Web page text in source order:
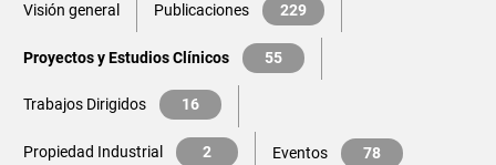
Visión general Publicaciones 229
Proyectos y Estudios Clínicos 55
Trabajos Dirigidos 16
Propiedad Industrial 2 Eventos 78